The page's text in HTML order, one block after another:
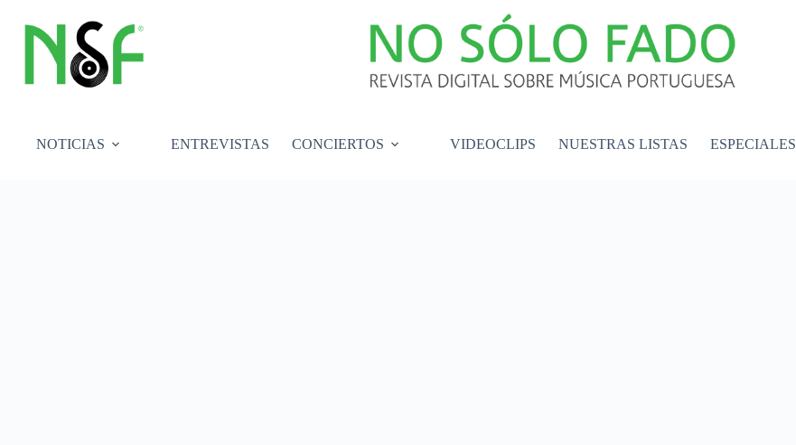
contenido
NOTICIAS ENTREVISTAS CONCIERTOS VIDEOCLIPS NUESTRAS LISTAS ESPECIALES